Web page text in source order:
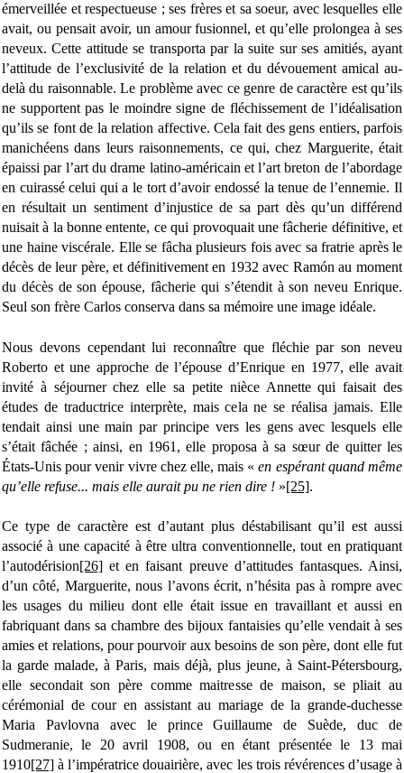
émerveillée et respectueuse ; ses frères et sa soeur, avec lesquelles elle
avait, ou pensait avoir, un amour fusionnel, et qu’elle prolongea à ses
neveux. Cette attitude se transporta par la suite sur ses amitiés, ayant
l’attitude de l’exclusivité de la relation et du dévouement amical au-
delà du raisonnable. Le problème avec ce genre de caractère est qu’ils
ne supportent pas le moindre signe de fléchissement de l’idéalisation
qu’ils se font de la relation affective. Cela fait des gens entiers, parfois
manichéens dans leurs raisonnements, ce qui, chez Marguerite, était
épaissi par l’art du drame latino-américain et l’art breton de l’abordage
en cuirassé celui qui a le tort d’avoir endossé la tenue de l’ennemie. Il
en résultait un sentiment d’injustice de sa part dès qu’un différend
nuisait à la bonne entente, ce qui provoquait une fâcherie définitive, et
une haine viscérale. Elle se fâcha plusieurs fois avec sa fratrie après le
décès de leur père, et définitivement en 1932 avec Ramón au moment
du décès de son épouse, fâcherie qui s’étendit à son neveu Enrique.
Seul son frère Carlos conserva dans sa mémoire une image idéale.
Nous devons cependant lui reconnaître que fléchie par son neveu
Roberto et une approche de l’épouse d’Enrique en 1977, elle avait
invité à séjourner chez elle sa petite nièce Annette qui faisait des
études de traductrice interprète, mais cela ne se réalisa jamais. Elle
tendait ainsi une main par principe vers les gens avec lesquels elle
s’était fâchée ; ainsi, en 1961, elle proposa à sa sœur de quitter les
États-Unis pour venir vivre chez elle, mais «en espérant quand même
qu’elle refuse... mais elle aurait pu ne rien dire ! »[25].
Ce type de caractère est d’autant plus déstabilisant qu’il est aussi
associé à une capacité à être ultra conventionnelle, tout en pratiquant
l’autodérision[26] et en faisant preuve d’attitudes fantasques. Ainsi,
d’un côté, Marguerite, nous l’avons écrit, n’hésita pas à rompre avec
les usages du milieu dont elle était issue en travaillant et aussi en
fabriquant dans sa chambre des bijoux fantaisies qu’elle vendait à ses
amies et relations, pour pourvoir aux besoins de son père, dont elle fut
la garde malade, à Paris, mais déjà, plus jeune, à Saint-Pétersbourg,
elle secondait son père comme maitresse de maison, se pliait au
cérémonial de cour en assistant au mariage de la grande-duchesse
Maria Pavlovna avec le prince Guillaume de Suède, duc de
Sudmeranie, le 20 avril 1908, ou en étant présentée le 13 mai
1910[27] à l’impératrice douairière, avec les trois révérences d’usage à